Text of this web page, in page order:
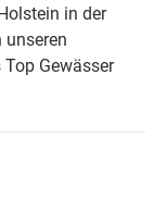
in der
unseren
Gewässer